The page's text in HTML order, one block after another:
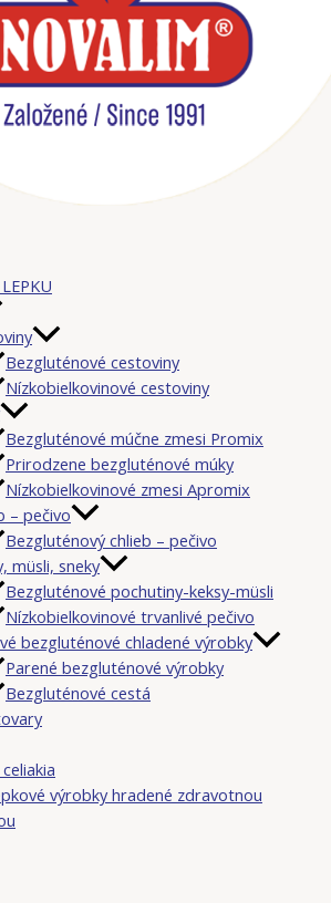
Bezgluténové cestoviny
Nízkobielkovinové cestoviny
Bezgluténové múčne zmesi Promix
Prirodzene bezgluténové múky
Nízkobielkovinové zmesi Apromix
– pečivo
Bezgluténový chlieb – pečivo
müsli, sneky
Bezgluténové pochutiny-keksy-müsli
Nízkobielkovinové trvanlivé pečivo
bezgluténové chladené výrobky
Parené bezgluténové výrobky
Bezgluténové cestá
výrobky hradené zdravotnou